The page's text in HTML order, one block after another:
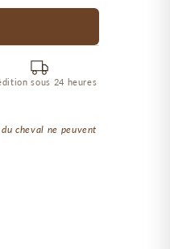
sous 24 heures
cheval ne peuvent